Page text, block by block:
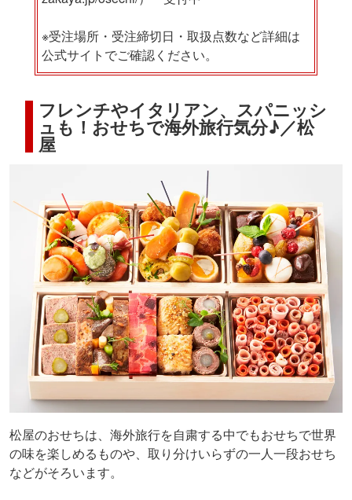
※受注場所・受注締切日・取扱点数など詳細は
公式サイトでご確認ください。
フレンチやイタリアン、スパニッシ
ュも！おせちで海外旅行気分♪／松
屋
松屋のおせちは、海外旅行を自粛する中でもおせちで世界
の味を楽しめるものや、取り分けいらずの一人一段おせち
などがそろいます。